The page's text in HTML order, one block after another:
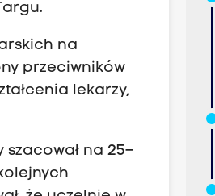
na
przeciwników
lekarzy,
na 25–